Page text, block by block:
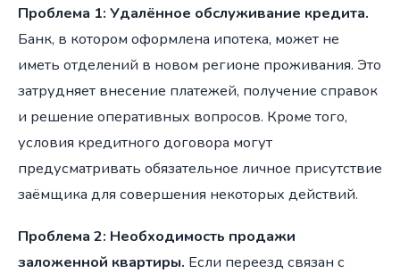
Проблема 1: Удалённое обслуживание кредита.
Банк, в котором оформлена ипотека, может не
иметь отделений в новом регионе проживания. Это
затрудняет внесение платежей, получение справок
и решение оперативных вопросов. Кроме того,
условия кредитного договора могут
предусматривать обязательное личное присутствие
заёмщика для совершения некоторых действий.
Проблема 2: Необходимость продажи
заложенной квартиры. Если переезд связан с